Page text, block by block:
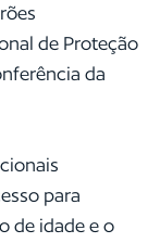
de Proteção
da
para
de idade e o